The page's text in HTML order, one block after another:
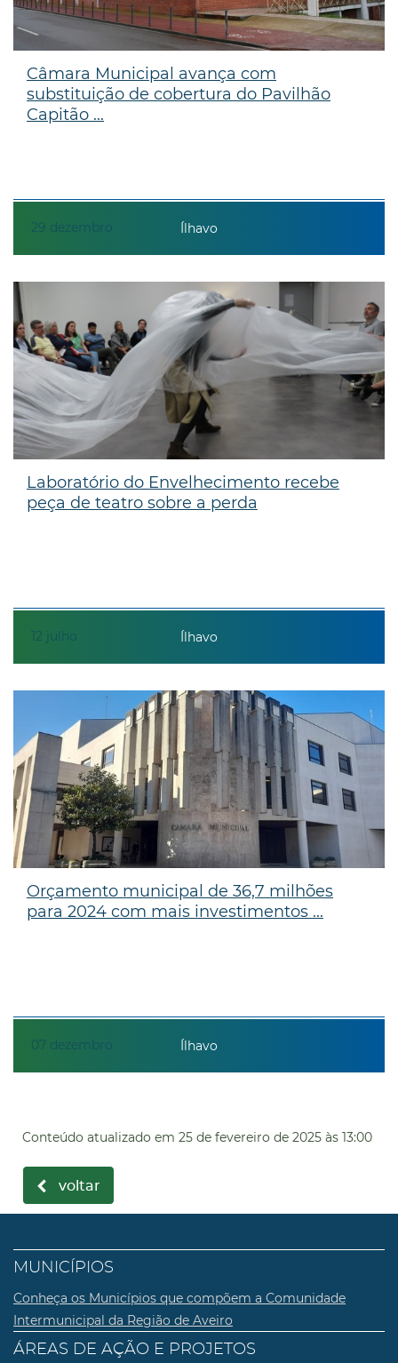
29 dezembro
Câmara Municipal avança com
substituição de cobertura do Pavilhão
Capitão ...
Ílhavo
12 julho
Laboratório do Envelhecimento recebe
peça de teatro sobre a perda
Ílhavo
07 dezembro
Orçamento municipal de 36,7 milhões
para 2024 com mais investimentos ...
Ílhavo
Conteúdo atualizado em 25 de fevereiro de 2025 às 13:00
voltar
MUNICÍPIOS
Conheça os Municípios que compõem a Comunidade
Intermunicipal da Região de Aveiro
ÁREAS DE AÇÃO E PROJETOS